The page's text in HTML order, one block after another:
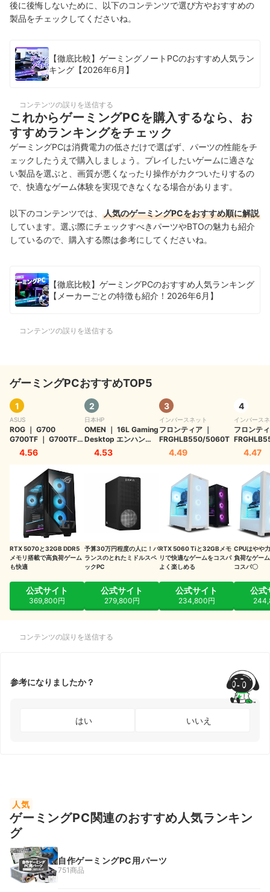
後に後悔しないために、以下のコンテンツで選び方やおすすめの
製品をチェックしてくださいね。
【徹底比較】ゲーミングノートPCのおすすめ人気ラン
キング【2026年6月】
コンテンツの誤りを送信する
これからゲーミングPCを購入するなら、お
すすめランキングをチェック
ゲーミングPCは消費電力の低さだけで選ばず、パーツの性能をチ
ェックしたうえで購入しましょう。プレイしたいゲームに適さな
い製品を選ぶと、画質が悪くなったり操作がカクついたりするの
で、快適なゲーム体験を実現できなくなる場合があります。
以下のコンテンツでは、
人気のゲーミングPCをおすすめ順に解説
しています。選ぶ際にチェックすべきパーツやBTOの魅力も紹介
しているので、購入する際は参考にしてくださいね。
【徹底比較】ゲーミングPCのおすすめ人気ランキング
【メーカーごとの特徴も紹介！2026年6月】
コンテンツの誤りを送信する
ゲーミングPCおすすめTOP5
1
ASUS
ROG ｜ G700
G700TF ｜ G700TF-
7265KF168W
4.56
RTX 5070と32GB DDR5
メモリ搭載で高負荷ゲーム
も快適
公式サイト
369,800円
2
日本HP
OMEN ｜ 16L Gaming
Desktop エンハンス
ドモデルv2
0021jp
4.53
予算30万円程度の人に！バ
ランスのとれたミドルスペ
ックPC
公式サイト
279,800円
3
インバースネット
フロンティア ｜
FRGHLB550/5060T
4.49
RTX 5060 Tiと32GBメモ
リで快適なゲームをコスパ
よく楽しめる
公式サイト
234,800円
4
インバース
フロンテ
4.47
CPUはやや
負荷なゲー
コスパ〇
公式
コンテンツの誤りを送信する
参考になりましたか？
はい いいえ
人気
ゲーミングPC関連のおすすめ人気ランキン
グ
自作ゲーミングPC用パーツ
751商品